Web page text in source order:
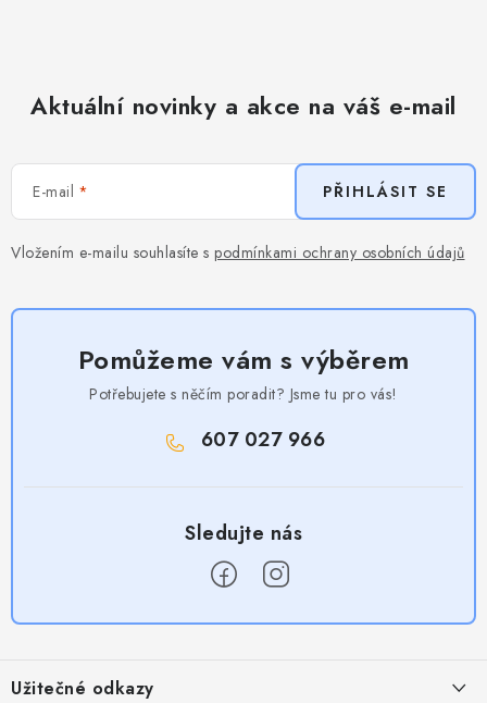
Aktuální novinky a akce na váš e-mail
E-mail
Vložením e-mailu souhlasíte s podmínkami ochrany osobních údajů
PŘIHLÁSIT SE
Pomůžeme vám s výběrem
Potřebujete s něčím poradit? Jsme tu pro vás!
607 027 966
Užitečné odkazy